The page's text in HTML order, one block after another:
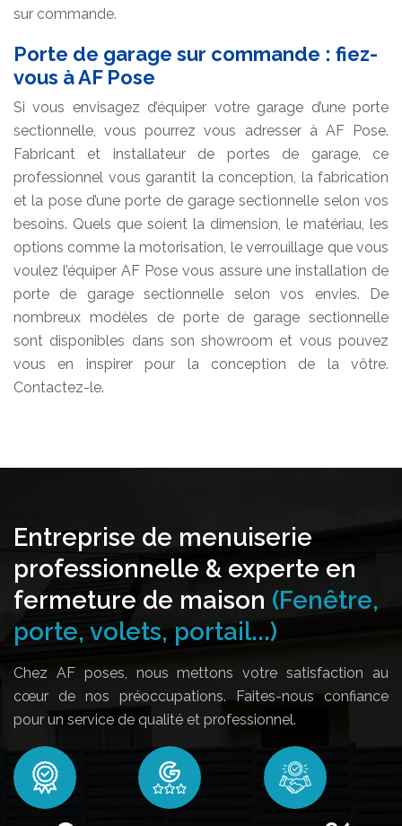
sur commande.
Porte de garage sur commande : fiez-
vous à AF Pose
Si vous envisagez d’équiper votre garage d’une porte
sectionnelle, vous pourrez vous adresser à AF Pose.
Fabricant et installateur de portes de garage, ce
professionnel vous garantit la conception, la fabrication
et la pose d’une porte de garage sectionnelle selon vos
besoins. Quels que soient la dimension, le matériau, les
options comme la motorisation, le verrouillage que vous
voulez l’équiper AF Pose vous assure une installation de
porte de garage sectionnelle selon vos envies. De
nombreux modèles de porte de garage sectionnelle
sont disponibles dans son showroom et vous pouvez
vous en inspirer pour la conception de la vôtre.
Contactez-le.
Entreprise de menuiserie
professionnelle & experte en
fermeture de maison (Fenêtre,
porte, volets, portail...)
Chez AF poses, nous mettons votre satisfaction au
cœur de nos préoccupations. Faites-nous confiance
pour un service de qualité et professionnel.